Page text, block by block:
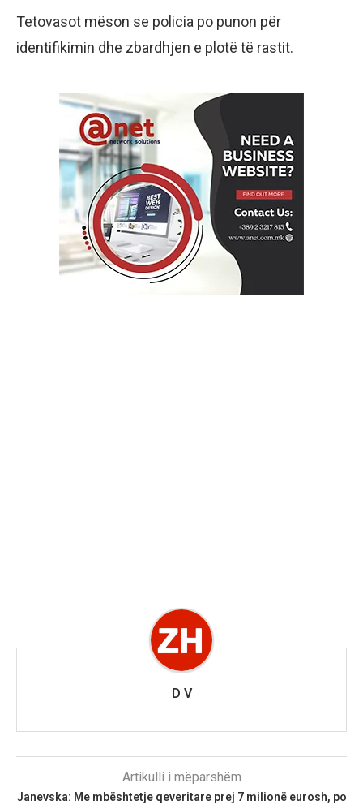
Tetovasot mëson se policia po punon për
identifikimin dhe zbardhjen e plotë të rastit.
D V
Artikulli i mëparshëm
Janevska: Me mbështetje qeveritare prej 7 milionë eurosh, po